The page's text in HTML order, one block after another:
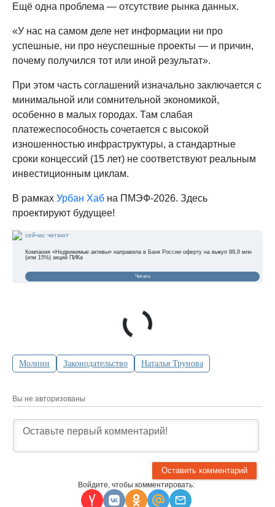
Ещё одна проблема — отсутствие рынка данных.
«У нас на самом деле нет информации ни про
успешные, ни про неуспешные проекты — и причин,
почему получился тот или иной результат».
При этом часть соглашений изначально заключается с
минимальной или сомнительной экономикой,
особенно в малых городах. Там слабая
платежеспособность сочетается с высокой
изношенностью инфраструктуры, а стандартные
сроки концессий (15 лет) не соответствуют реальным
инвестиционным циклам.
В рамках Урбан Хаб на ПМЭФ-2026. Здесь
проектируют будущее!
сейчас читают
Компания «Недвижимые активы» направила в Банк России оферту на выкуп 99,8 млн
(или 15%) акций ПИКа
Читать
Молнии Законодательство Наталья Трунова
Вы не авторизованы
Войдите, чтобы комментировать: